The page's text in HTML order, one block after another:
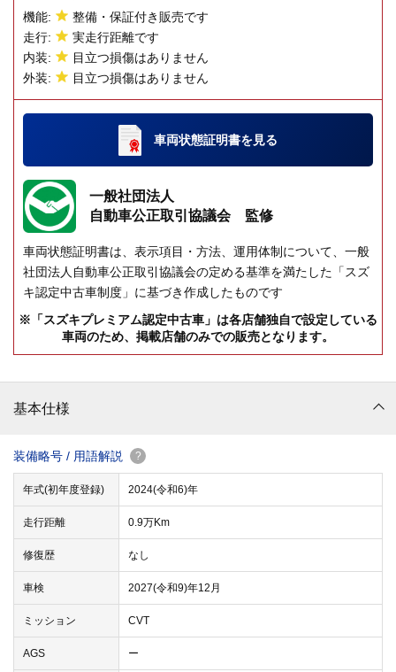
機能:
整備・保証付き販売です
走行:
実走行距離です
内装:
目立つ損傷はありません
外装:
目立つ損傷はありません
車両状態証明書を見る
一般社団法人
自動車公正取引協議会 監修
車両状態証明書は、表示項目・方法、運用体制について、一般
社団法人自動車公正取引協議会の定める基準を満たした「スズ
キ認定中古車制度」に基づき作成したものです
※「スズキプレミアム認定中古車」は各店舗独自で設定している
車両のため、掲載店舗のみでの販売となります。
基本仕様
装備略号 / 用語解説 ?
年式(初年度登録) 2024(令和6)年
走行距離 0.9万Km
修復歴 なし
車検 2027(令和9)年12月
ミッション CVT
AGS ー